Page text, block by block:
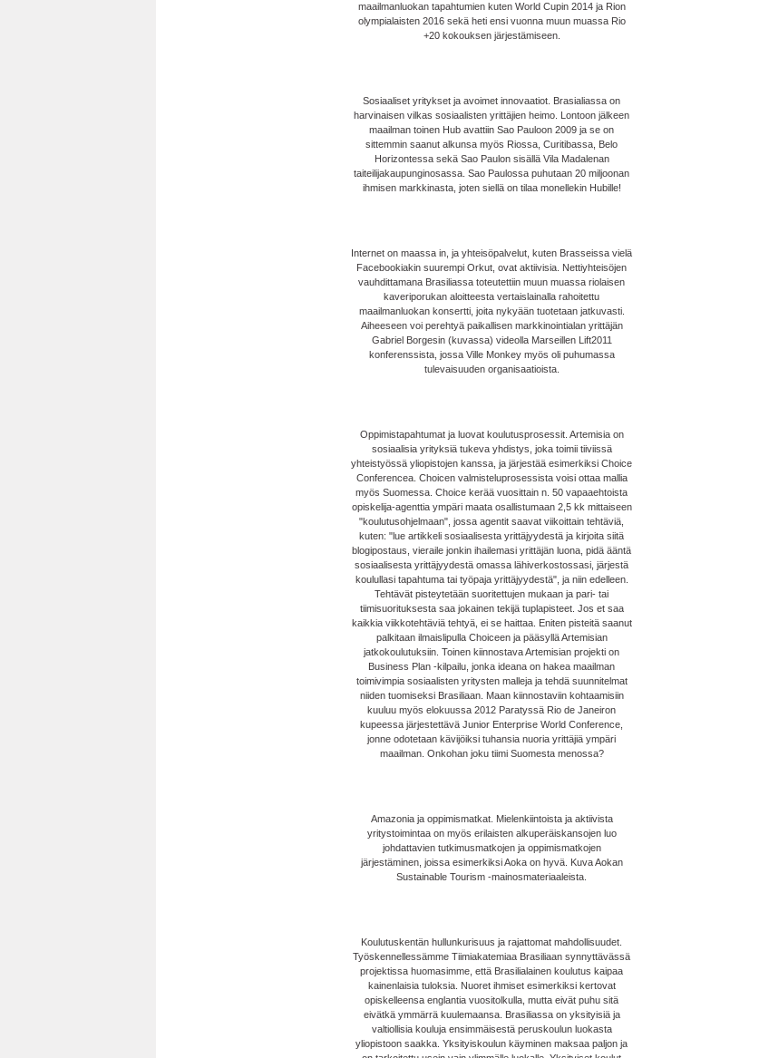
maailmanluokan tapahtumien kuten World Cupin 2014 ja Rion
olympialaisten 2016 sekä heti ensi vuonna muun muassa Rio
+20 kokouksen järjestämiseen.
Sosiaaliset yritykset ja avoimet innovaatiot. Brasialiassa on
harvinaisen vilkas sosiaalisten yrittäjien heimo. Lontoon jälkeen
maailman toinen Hub avattiin Sao Pauloon 2009 ja se on
sittemmin saanut alkunsa myös Riossa, Curitibassa, Belo
Horizontessa sekä Sao Paulon sisällä Vila Madalenan
taiteilijakaupunginosassa. Sao Paulossa puhutaan 20 miljoonan
ihmisen markkinasta, joten siellä on tilaa monellekin Hubille!
Internet on maassa in, ja yhteisöpalvelut, kuten Brasseissa vielä
Facebookiakin suurempi Orkut, ovat aktiivisia. Nettiyhteisöjen
vauhdittamana Brasiliassa toteutettiin muun muassa riolaisen
kaveriporukan aloitteesta vertaislainalla rahoitettu
maailmanluokan konsertti, joita nykyään tuotetaan jatkuvasti.
Aiheeseen voi perehtyä paikallisen markkinointialan yrittäjän
Gabriel Borgesin (kuvassa) videolla Marseillen Lift2011
konferenssista, jossa Ville Monkey myös oli puhumassa
tulevaisuuden organisaatioista.
Oppimistapahtumat ja luovat koulutusprosessit. Artemisia on
sosiaalisia yrityksiä tukeva yhdistys, joka toimii tiiviissä
yhteistyössä yliopistojen kanssa, ja järjestää esimerkiksi Choice
Conferencea. Choicen valmisteluprosessista voisi ottaa mallia
myös Suomessa. Choice kerää vuosittain n. 50 vapaaehtoista
opiskelija-agenttia ympäri maata osallistumaan 2,5 kk mittaiseen
"koulutusohjelmaan", jossa agentit saavat viikoittain tehtäviä,
kuten: "lue artikkeli sosiaalisesta yrittäjyydestä ja kirjoita siitä
blogipostaus, vieraile jonkin ihailemasi yrittäjän luona, pidä ääntä
sosiaalisesta yrittäjyydestä omassa lähiverkostossasi, järjestä
koulullasi tapahtuma tai työpaja yrittäjyydestä", ja niin edelleen.
Tehtävät pisteytetään suoritettujen mukaan ja pari- tai
tiimisuorituksesta saa jokainen tekijä tuplapisteet. Jos et saa
kaikkia viikkotehtäviä tehtyä, ei se haittaa. Eniten pisteitä saanut
palkitaan ilmaislipulla Choiceen ja pääsyllä Artemisian
jatkokoulutuksiin. Toinen kiinnostava Artemisian projekti on
Business Plan -kilpailu, jonka ideana on hakea maailman
toimivimpia sosiaalisten yritysten malleja ja tehdä suunnitelmat
niiden tuomiseksi Brasiliaan. Maan kiinnostaviin kohtaamisiin
kuuluu myös elokuussa 2012 Paratyssä Rio de Janeiron
kupeessa järjestettävä Junior Enterprise World Conference,
jonne odotetaan kävijöiksi tuhansia nuoria yrittäjiä ympäri
maailman. Onkohan joku tiimi Suomesta menossa?
Amazonia ja oppimismatkat. Mielenkiintoista ja aktiivista
yritystoimintaa on myös erilaisten alkuperäiskansojen luo
johdattavien tutkimusmatkojen ja oppimismatkojen
järjestäminen, joissa esimerkiksi Aoka on hyvä. Kuva Aokan
Sustainable Tourism -mainosmateriaaleista.
Koulutuskentän hullunkurisuus ja rajattomat mahdollisuudet.
Työskennellessämme Tiimiakatemiaa Brasiliaan synnyttävässä
projektissa huomasimme, että Brasilialainen koulutus kaipaa
kainenlaisia tuloksia. Nuoret ihmiset esimerkiksi kertovat
opiskelleensa englantia vuositolkulla, mutta eivät puhu sitä
eivätkä ymmärrä kuulemaansa. Brasiliassa on yksityisiä ja
valtiollisia kouluja ensimmäisestä peruskoulun luokasta
yliopistoon saakka. Yksityiskoulun käyminen maksaa paljon ja